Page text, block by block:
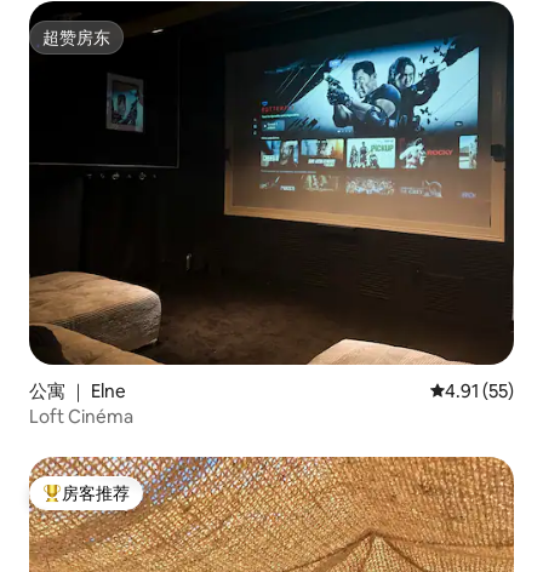
超赞房东
超赞房东
公寓 ｜ Elne 平均评分
4.91 (55)
Loft Cinéma
热门「房客推荐」
房客推荐